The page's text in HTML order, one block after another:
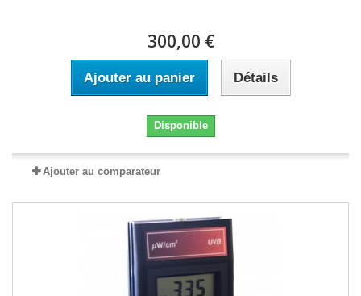
300,00 €
Ajouter au panier Détails
Disponible
Ajouter au comparateur